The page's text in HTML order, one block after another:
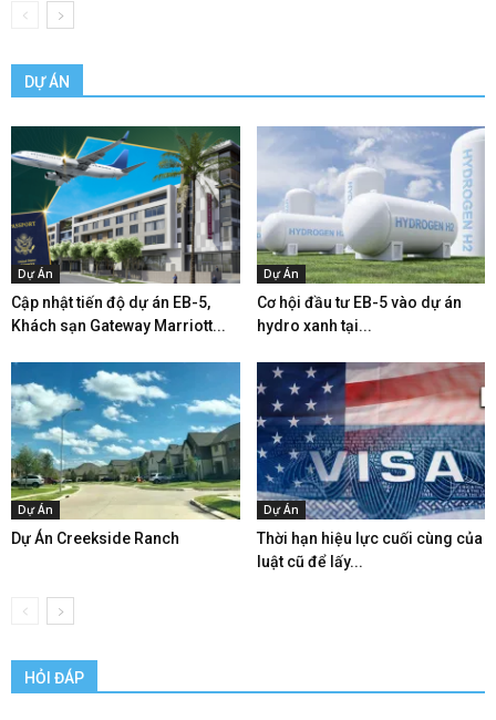
DỰ ÁN
Dự Án
Cập nhật tiến độ dự án EB-5,
Khách sạn Gateway Marriott...
Dự Án
Cơ hội đầu tư EB-5 vào dự án
hydro xanh tại...
Dự Án
Dự Án Creekside Ranch
Dự Án
Thời hạn hiệu lực cuối cùng của
luật cũ để lấy...
HỎI ĐÁP